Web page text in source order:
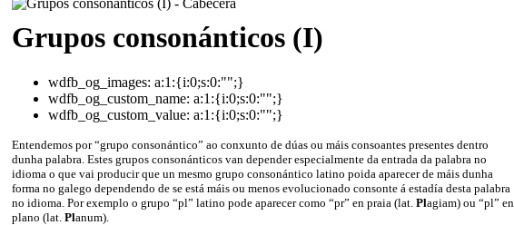
Grupos consonánticos (I)
wdfb_og_images: a:1:{i:0;s:0:"";}
wdfb_og_custom_name: a:1:{i:0;s:0:"";}
wdfb_og_custom_value: a:1:{i:0;s:0:"";}
Entendemos por “grupo consonántico” ao conxunto de dúas ou máis consoantes presentes dentro
dunha palabra. Estes grupos consonánticos van depender especialmente da entrada da palabra no
idioma o que vai producir que un mesmo grupo consonántico latino poida aparecer de máis dunha
forma no galego dependendo de se está máis ou menos evolucionado consonte á estadía desta palabra
no idioma. Por exemplo o grupo “pl” latino pode aparecer como “pr” en praia (lat. Plagiam) ou “pl” en
plano (lat. Planum).